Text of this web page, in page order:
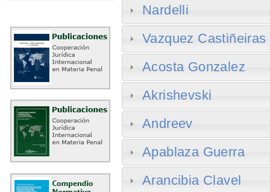
Nardelli
Vazquez Castiñeiras
Acosta Gonzalez
Akrishevski
Andreev
Apablaza Guerra
Arancibia Clavel